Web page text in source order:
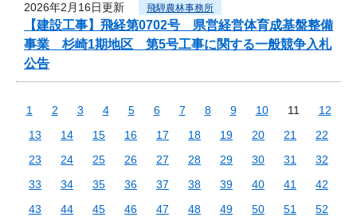
2026年2月16日更新 飛騨農林事務所
【建設工事】飛経第0702号 県営経営体育成基盤整備
事業 杉崎1期地区 第5号工事に関する一般競争入札
公告
1 2 3 4 5 6 7 8 9 10 11
12
13
14 15 16 17 18 19 20 21
22
23
24 25 26 27 28 29 30 31
32
33
34 35 36 37 38 39 40 41
42
43
44 45 46 47 48 49 50 51
52